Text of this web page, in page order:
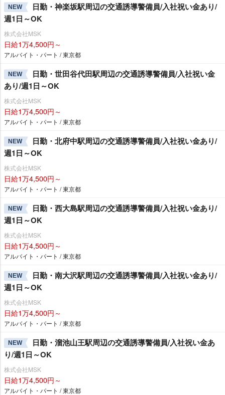
NEW
日勤・神楽坂駅周辺の交通誘導警備員/入社祝い金あり/
週1日～OK
株式会社MSK
日給1万4,500円～
アルバイト・パート / 東京都
NEW
日勤・世田谷代田駅周辺の交通誘導警備員/入社祝い金
あり/週1日～OK
株式会社MSK
日給1万4,500円～
アルバイト・パート / 東京都
NEW
日勤・北府中駅周辺の交通誘導警備員/入社祝い金あり/
週1日～OK
株式会社MSK
日給1万4,500円～
アルバイト・パート / 東京都
NEW
日勤・西大島駅周辺の交通誘導警備員/入社祝い金あり/
週1日～OK
株式会社MSK
日給1万4,500円～
アルバイト・パート / 東京都
NEW
日勤・南大沢駅周辺の交通誘導警備員/入社祝い金あり/
週1日～OK
株式会社MSK
日給1万4,500円～
アルバイト・パート / 東京都
NEW
日勤・溜池山王駅周辺の交通誘導警備員/入社祝い金あ
り/週1日～OK
株式会社MSK
日給1万4,500円～
アルバイト・パート / 東京都